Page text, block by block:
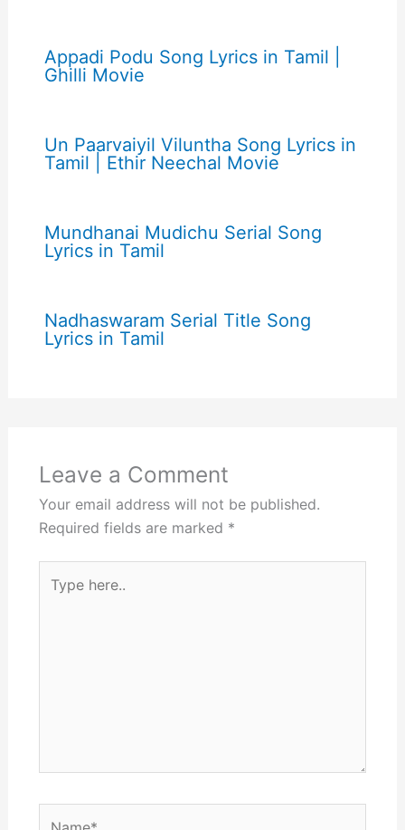
Appadi Podu Song Lyrics in Tamil |
Ghilli Movie
Un Paarvaiyil Viluntha Song Lyrics in
Tamil | Ethir Neechal Movie
Mundhanai Mudichu Serial Song
Lyrics in Tamil
Nadhaswaram Serial Title Song
Lyrics in Tamil
Leave a Comment
Your email address will not be published.
Required fields are marked *
here..